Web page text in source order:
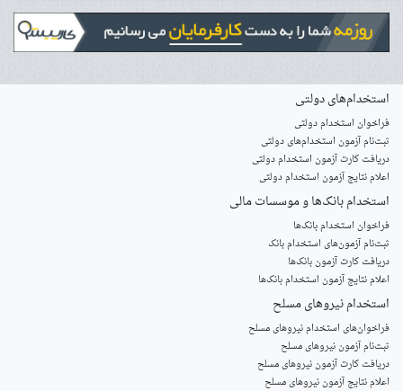
استخدام‌های دولتی
فراخوان استخدام دولتی
ثبت‌نام آزمون‌ استخدام‌های دولتی
دریافت کارت آزمون استخدام دولتی
اعلام نتایج آزمون استخدام دولتی
استخدام‌ بانک‌ها و موسسات مالی
فراخوان استخدام بانک‌ها
‌ثبت‌نام آزمون‌های استخدام بانک
دریافت کارت آزمون بانک‌ها
اعلام نتایج آزمون استخدام بانک‌ها
استخدام‌ نیروهای مسلح
‌فراخوان‌های استخدام‌ نیروهای مسلح
ثبت‌نام آزمون نیروهای مسلح
دریافت کارت آزمون نیروهای مسلح
اعلام نتایج آزمون نیروهای مسلح